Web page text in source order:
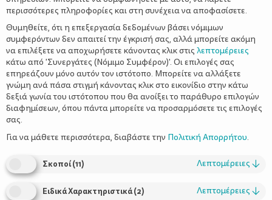
Χτίζοντας τη σχέση μητέρας και κόρης
περισσότερες πληροφορίες και στη συνέχεια να αποφασίσετε.
Θυμηθείτε, ότι η επεξεργασία δεδομένων βάσει νόμιμων
συμφερόντων δεν απαιτεί την έγκρισή σας, αλλά μπορείτε ακόμη
να επιλέξετε να αποχωρήσετε κάνοντας κλικ στις λεπτομέρειες
κάτω από 'Συνεργάτες (Νόμιμο Συμφέρον)'. Οι επιλογές σας
επηρεάζουν μόνο αυτόν τον ιστότοπο. Μπορείτε να αλλάξετε
γνώμη ανά πάσα στιγμή κάνοντας κλικ στο εικονίδιο στην κάτω
δεξιά γωνία του ιστότοπου που θα ανοίξει το παράθυρο επιλογών
διαφημίσεων, όπου πάντα μπορείτε να προσαρμόσετε τις επιλογές
σας.
Για να μάθετε περισσότερα, διαβάστε την Πολιτική Απορρήτου.
Σκοποί(11) Λεπτομέρειες ↓
Ειδικά Χαρακτηριστικά(2) Λεπτομέρειες ↓